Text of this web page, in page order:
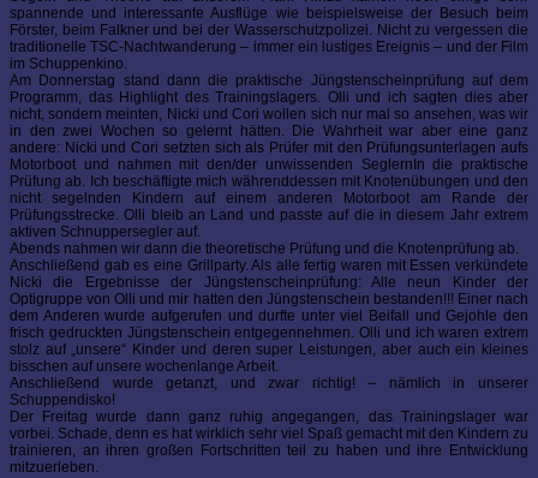
spannende und interessante Ausflüge wie beispielsweise der Besuch beim
Förster, beim Falkner und bei der Wasserschutzpolizei. Nicht zu vergessen die
traditionelle TSC-Nachtwanderung – immer ein lustiges Ereignis – und der Film
im Schuppenkino.
Am Donnerstag stand dann die praktische Jüngstenscheinprüfung auf dem
Programm, das Highlight des Trainingslagers. Olli und ich sagten dies aber
nicht, sondern meinten, Nicki und Cori wollen sich nur mal so ansehen, was wir
in den zwei Wochen so gelernt hätten. Die Wahrheit war aber eine ganz
andere: Nicki und Cori setzten sich als Prüfer mit den Prüfungsunterlagen aufs
Motorboot und nahmen mit den/der unwissenden SeglernIn die praktische
Prüfung ab. Ich beschäftigte mich währenddessen mit Knotenübungen und den
nicht segelnden Kindern auf einem anderen Motorboot am Rande der
Prüfungsstrecke. Olli bleib an Land und passte auf die in diesem Jahr extrem
aktiven Schnuppersegler auf.
Abends nahmen wir dann die theoretische Prüfung und die Knotenprüfung ab.
Anschließend gab es eine Grillparty. Als alle fertig waren mit Essen verkündete
Nicki die Ergebnisse der Jüngstenscheinprüfung: Alle neun Kinder der
Optigruppe von Olli und mir hatten den Jüngstenschein bestanden!!! Einer nach
dem Anderen wurde aufgerufen und durfte unter viel Beifall und Gejohle den
frisch gedruckten Jüngstenschein entgegennehmen. Olli und ich waren extrem
stolz auf „unsere“ Kinder und deren super Leistungen, aber auch ein kleines
bisschen auf unsere wochenlange Arbeit.
Anschließend wurde getanzt, und zwar richtig! – nämlich in unserer
Schuppendisko!
Der Freitag wurde dann ganz ruhig angegangen, das Trainingslager war
vorbei. Schade, denn es hat wirklich sehr viel Spaß gemacht mit den Kindern zu
trainieren, an ihren großen Fortschritten teil zu haben und ihre Entwicklung
mitzuerleben.